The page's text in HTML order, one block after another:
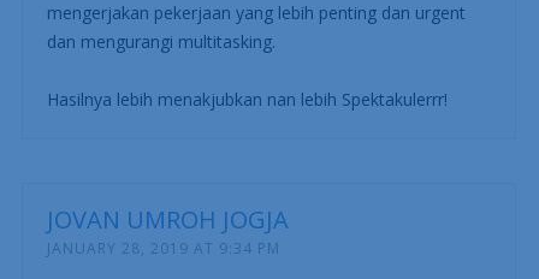
mengerjakan pekerjaan yang lebih penting dan urgent
dan mengurangi multitasking.
Hasilnya lebih menakjubkan nan lebih Spektakulerrr!
JOVAN UMROH JOGJA
JANUARY 28, 2019 AT 9:34 PM